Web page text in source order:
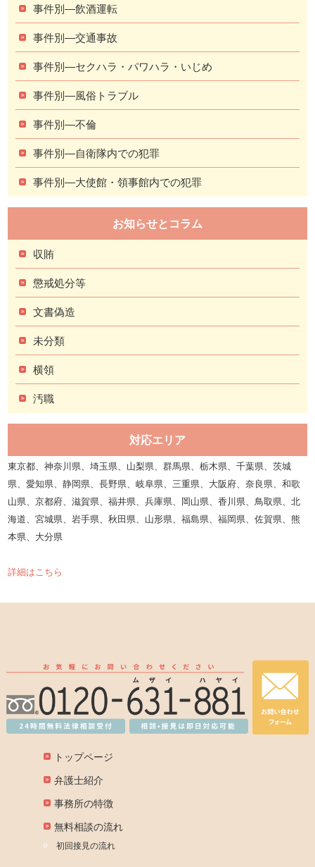
事件別―飲酒運転
事件別―交通事故
事件別―セクハラ・パワハラ・いじめ
事件別―風俗トラブル
事件別―不倫
事件別―自衛隊内での犯罪
事件別―大使館・領事館内での犯罪
お知らせとコラム
収賄
懲戒処分等
文書偽造
未分類
横領
汚職
対応エリア
東京都、神奈川県、埼玉県、山梨県、群馬県、栃木県、千葉県、茨城
県、愛知県、静岡県、長野県、岐阜県、三重県、大阪府、奈良県、和歌
山県、京都府、滋賀県、福井県、兵庫県、岡山県、香川県、鳥取県、北
海道、宮城県、岩手県、秋田県、山形県、福島県、福岡県、佐賀県、熊
本県、大分県
詳細はこちら
トップページ
弁護士紹介
事務所の特徴
無料相談の流れ
初回接見の流れ